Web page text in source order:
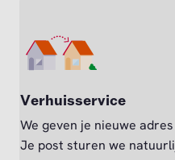
Verhuisservice
We geven je nieuwe
Je post sturen we